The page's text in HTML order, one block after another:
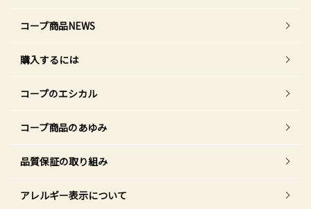
コープ商品NEWS
購入するには
コープのエシカル
コープ商品のあゆみ
品質保証の取り組み
アレルギー表示について